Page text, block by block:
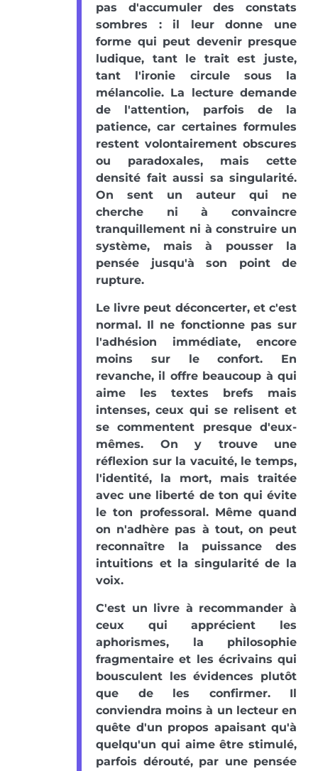
pas d'accumuler des constats
sombres : il leur donne une
forme qui peut devenir presque
ludique, tant le trait est juste,
tant l'ironie circule sous la
mélancolie. La lecture demande
de l'attention, parfois de la
patience, car certaines formules
restent volontairement obscures
ou paradoxales, mais cette
densité fait aussi sa singularité.
On sent un auteur qui ne
cherche ni à convaincre
tranquillement ni à construire un
système, mais à pousser la
pensée jusqu'à son point de
rupture.
Le livre peut déconcerter, et c'est
normal. Il ne fonctionne pas sur
l'adhésion immédiate, encore
moins sur le confort. En
revanche, il offre beaucoup à qui
aime les textes brefs mais
intenses, ceux qui se relisent et
se commentent presque d'eux-
mêmes. On y trouve une
réflexion sur la vacuité, le temps,
l'identité, la mort, mais traitée
avec une liberté de ton qui évite
le ton professoral. Même quand
on n'adhère pas à tout, on peut
reconnaître la puissance des
intuitions et la singularité de la
voix.
C'est un livre à recommander à
ceux qui apprécient les
aphorismes, la philosophie
fragmentaire et les écrivains qui
bousculent les évidences plutôt
que de les confirmer. Il
conviendra moins à un lecteur en
quête d'un propos apaisant qu'à
quelqu'un qui aime être stimulé,
parfois dérouté, par une pensée